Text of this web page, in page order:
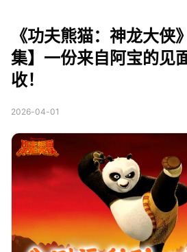
《功夫熊猫：神龙大侠
集】一份来自阿宝的见
收！
2026-04-01